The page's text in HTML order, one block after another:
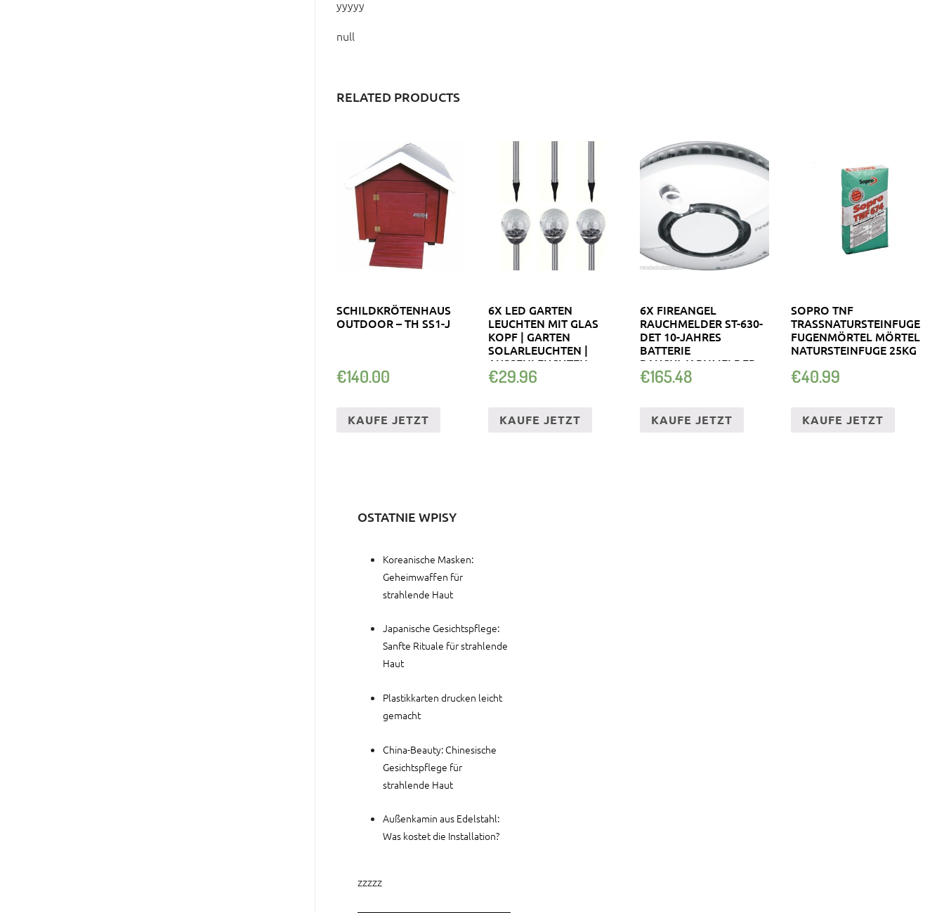
yyyyy
null
RELATED PRODUCTS
SCHILDKRÖTENHAUS
OUTDOOR – TH SS1-J
€140.00
KAUFE JETZT
6X LED GARTEN
LEUCHTEN MIT GLAS
KOPF | GARTEN
SOLARLEUCHTEN |
AUSSENLEUCHTEN
€29.96
KAUFE JETZT
6X FIREANGEL
RAUCHMELDER ST-630-
DET 10-JAHRES
BATTERIE
RAUCHWARNMELDER
€165.48
KAUFE JETZT
SOPRO TNF
TRASSNATURSTEINFUGE
FUGENMÖRTEL MÖRTEL
NATURSTEINFUGE 25KG
€40.99
KAUFE JETZT
OSTATNIE WPISY
Koreanische Masken:
Geheimwaffen für
strahlende Haut
Japanische Gesichtspflege:
Sanfte Rituale für strahlende
Haut
Plastikkarten drucken leicht
gemacht
China-Beauty: Chinesische
Gesichtspflege für
strahlende Haut
Außenkamin aus Edelstahl:
Was kostet die Installation?
zzzzz